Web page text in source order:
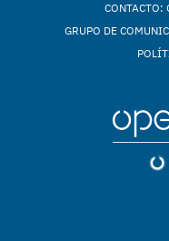
CONTACTO:
GRUPO DE